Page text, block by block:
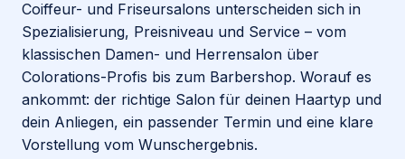
Coiffeur- und Friseursalons unterscheiden sich in
Spezialisierung, Preisniveau und Service – vom
klassischen Damen- und Herrensalon über
Colorations-Profis bis zum Barbershop. Worauf es
ankommt: der richtige Salon für deinen Haartyp und
dein Anliegen, ein passender Termin und eine klare
Vorstellung vom Wunschergebnis.